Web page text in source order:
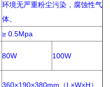
环境无严重粉尘污染，腐蚀性气
体。
≥ 0.5Mpa
80W 100W
360×190×380mm（L×W×H）